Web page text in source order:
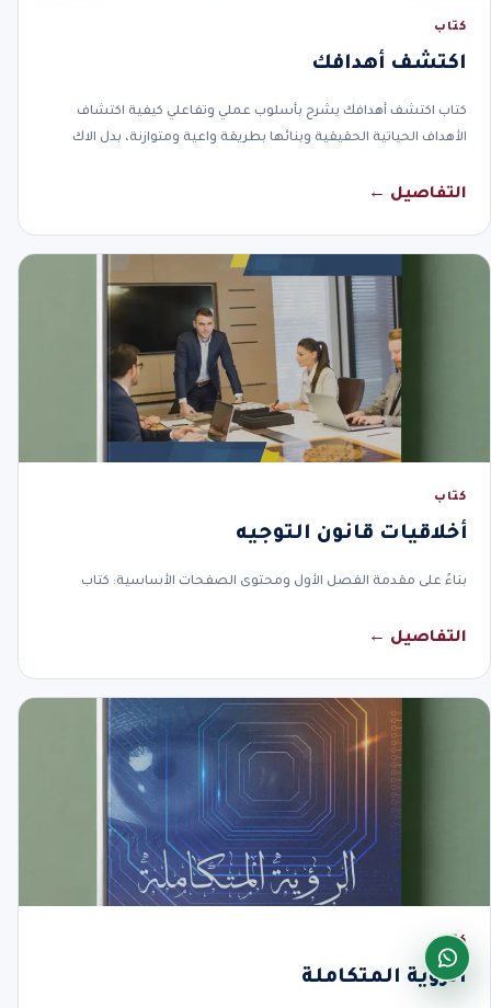
كتاب
اكتشف أهدافك
كتاب اكتشف أهدافك يشرح بأسلوب عملي وتفاعلي كيفية اكتشاف
الأهداف الحياتية الحقيقية وبنائها بطريقة واعية ومتوازنة، بدل الاك
التفاصيل ←
كتاب
أخلاقيات قانون التوجيه
بناءً على مقدمة الفصل الأول ومحتوى الصفحات الأساسية: كتاب
التفاصيل ←
كتاب
الرؤية المتكاملة